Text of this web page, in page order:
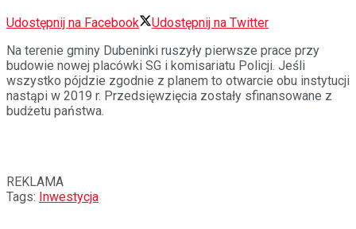
Udostępnij na Facebook
Udostępnij na Twitter
Na terenie gminy Dubeninki ruszyły pierwsze prace przy
budowie nowej placówki SG i komisariatu Policji. Jeśli
wszystko pójdzie zgodnie z planem to otwarcie obu instytucji
nastąpi w 2019 r. Przedsięwzięcia zostały sfinansowane z
budżetu państwa.
REKLAMA
Tags: Inwestycja